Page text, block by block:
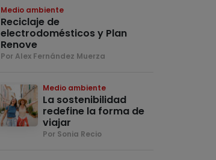
Medio ambiente
Reciclaje de
electrodomésticos y Plan
Renove
Por Alex Fernández Muerza
Medio ambiente
La sostenibilidad
redefine la forma de
viajar
Por Sonia Recio